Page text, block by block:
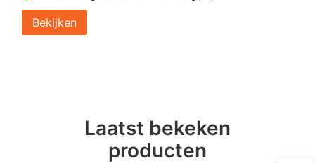
Bekijken
Laatst bekeken
producten